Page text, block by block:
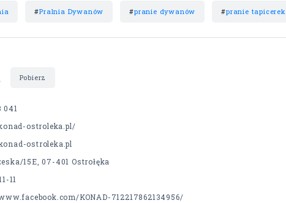
#Pralnia Dywanów #pranie dywanów #pranie tapicerek
Pobierz
041
ostroleka.pl/
ostroleka.pl
15E, 07-401 Ostrołęka
11
KONAD-712217862134956/